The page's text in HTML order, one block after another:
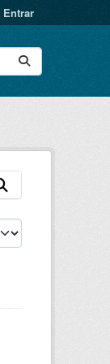
Entrar